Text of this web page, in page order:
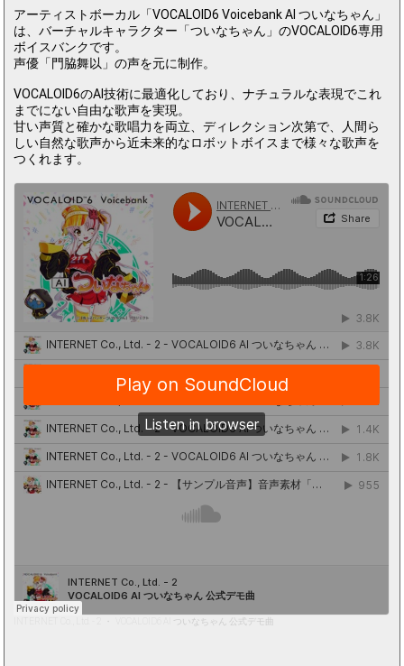
アーティストボーカル「VOCALOID6 Voicebank AI ついなちゃん」
は、バーチャルキャラクター「ついなちゃん」のVOCALOID6専用
ボイスバンクです。
声優「門脇舞以」の声を元に制作。
VOCALOID6のAI技術に最適化しており、ナチュラルな表現でこれ
までにない自由な歌声を実現。
甘い声質と確かな歌唱力を両立、ディレクション次第で、人間ら
しい自然な歌声から近未来的なロボットボイスまで様々な歌声を
つくれます。
・ VOCALOID6 AI ついなちゃん 公式デモ曲